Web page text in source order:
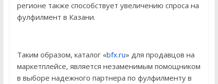
регионе также способствует увеличению спроса на
фулфилмент в Казани.
Таким образом, каталог «bfx.ru» для продавцов на
маркетплейсе, является незаменимым помощником
в выборе надежного партнера по фулфилменту в